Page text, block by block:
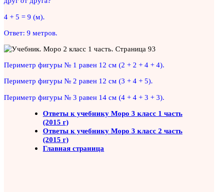
4 + 5 = 9 (м).
Ответ: 9 метров.
Периметр фигуры № 1 равен 12 см (2 + 2 + 4 + 4).
Периметр фигуры № 2 равен 12 см (3 + 4 + 5).
Периметр фигуры № 3 равен 14 см (4 + 4 + 3 + 3).
Ответы к учебнику Моро 3 класс 1 часть
(2015 г)
Ответы к учебнику Моро 3 класс 2 часть
(2015 г)
Главная страница